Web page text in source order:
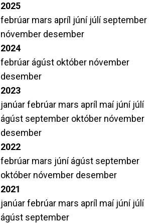
2025
febrúar mars apríl júní júlíseptember
nóvember desember
2024
febrúar ágúst október nóvember
desember
2023
janúarfebrúar mars apríl maí júní júlí
ágúst september október nóvember
desember
2022
febrúar mars júníágúst september
október nóvember desember
2021
janúarfebrúar mars apríl maí júní júlí
ágúst september